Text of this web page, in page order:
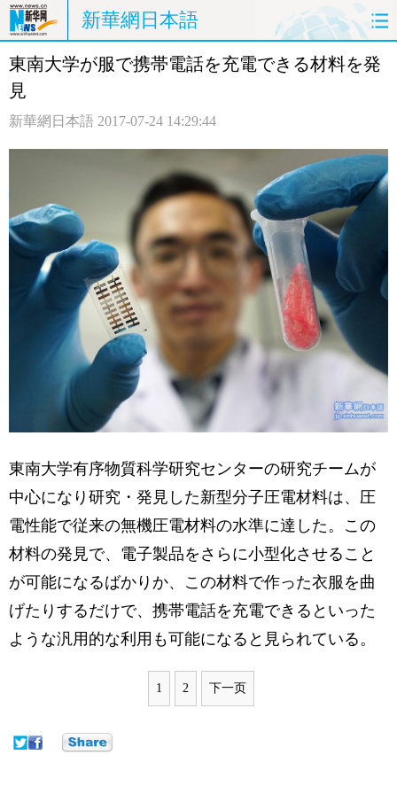
新華網日本語
ホームページ 政治 経済
写真
中日対訳
東南大学が服で携帯電話を充電できる材料を発
見
新華網日本語 2017-07-24 14:29:44
東南大学有序物質科学研究センターの研究チームが
中心になり研究・発見した新型分子圧電材料は、圧
電性能で従来の無機圧電材料の水準に達した。この
材料の発見で、電子製品をさらに小型化させること
が可能になるばかりか、この材料で作った衣服を曲
げたりするだけで、携帯電話を充電できるといった
ような汎用的な利用も可能になると見られている。
1 2 下一页